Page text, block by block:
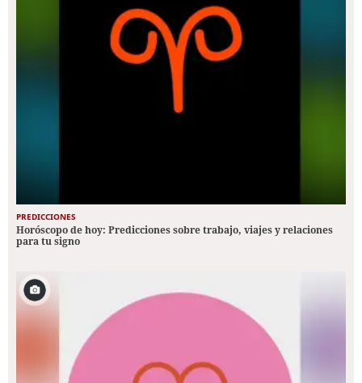
PREDICCIONES
Horóscopo de hoy: Predicciones sobre trabajo, viajes y relaciones
para tu signo